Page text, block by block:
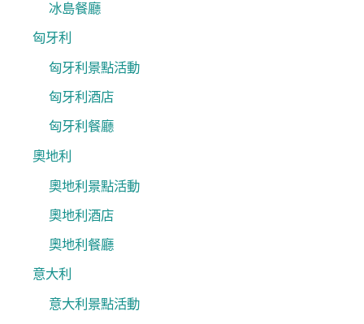
冰島餐廳
匈牙利
匈牙利景點活動
匈牙利酒店
匈牙利餐廳
奧地利
奧地利景點活動
奧地利酒店
奧地利餐廳
意大利
意大利景點活動